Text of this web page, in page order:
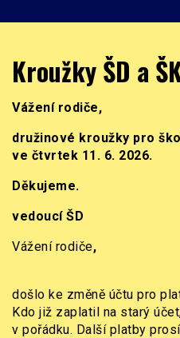
to
ZŠ Burešova
Kroužky ŠD a
Vážení rodiče,
družinové kroužky pro
ve čtvrtek 11. 6. 2026.
Děkujeme.
vedoucí ŠD
Vážení rodiče,
došlo ke změně účtu pro
Kdo již zaplatil na starý
v pořádku. Další platby